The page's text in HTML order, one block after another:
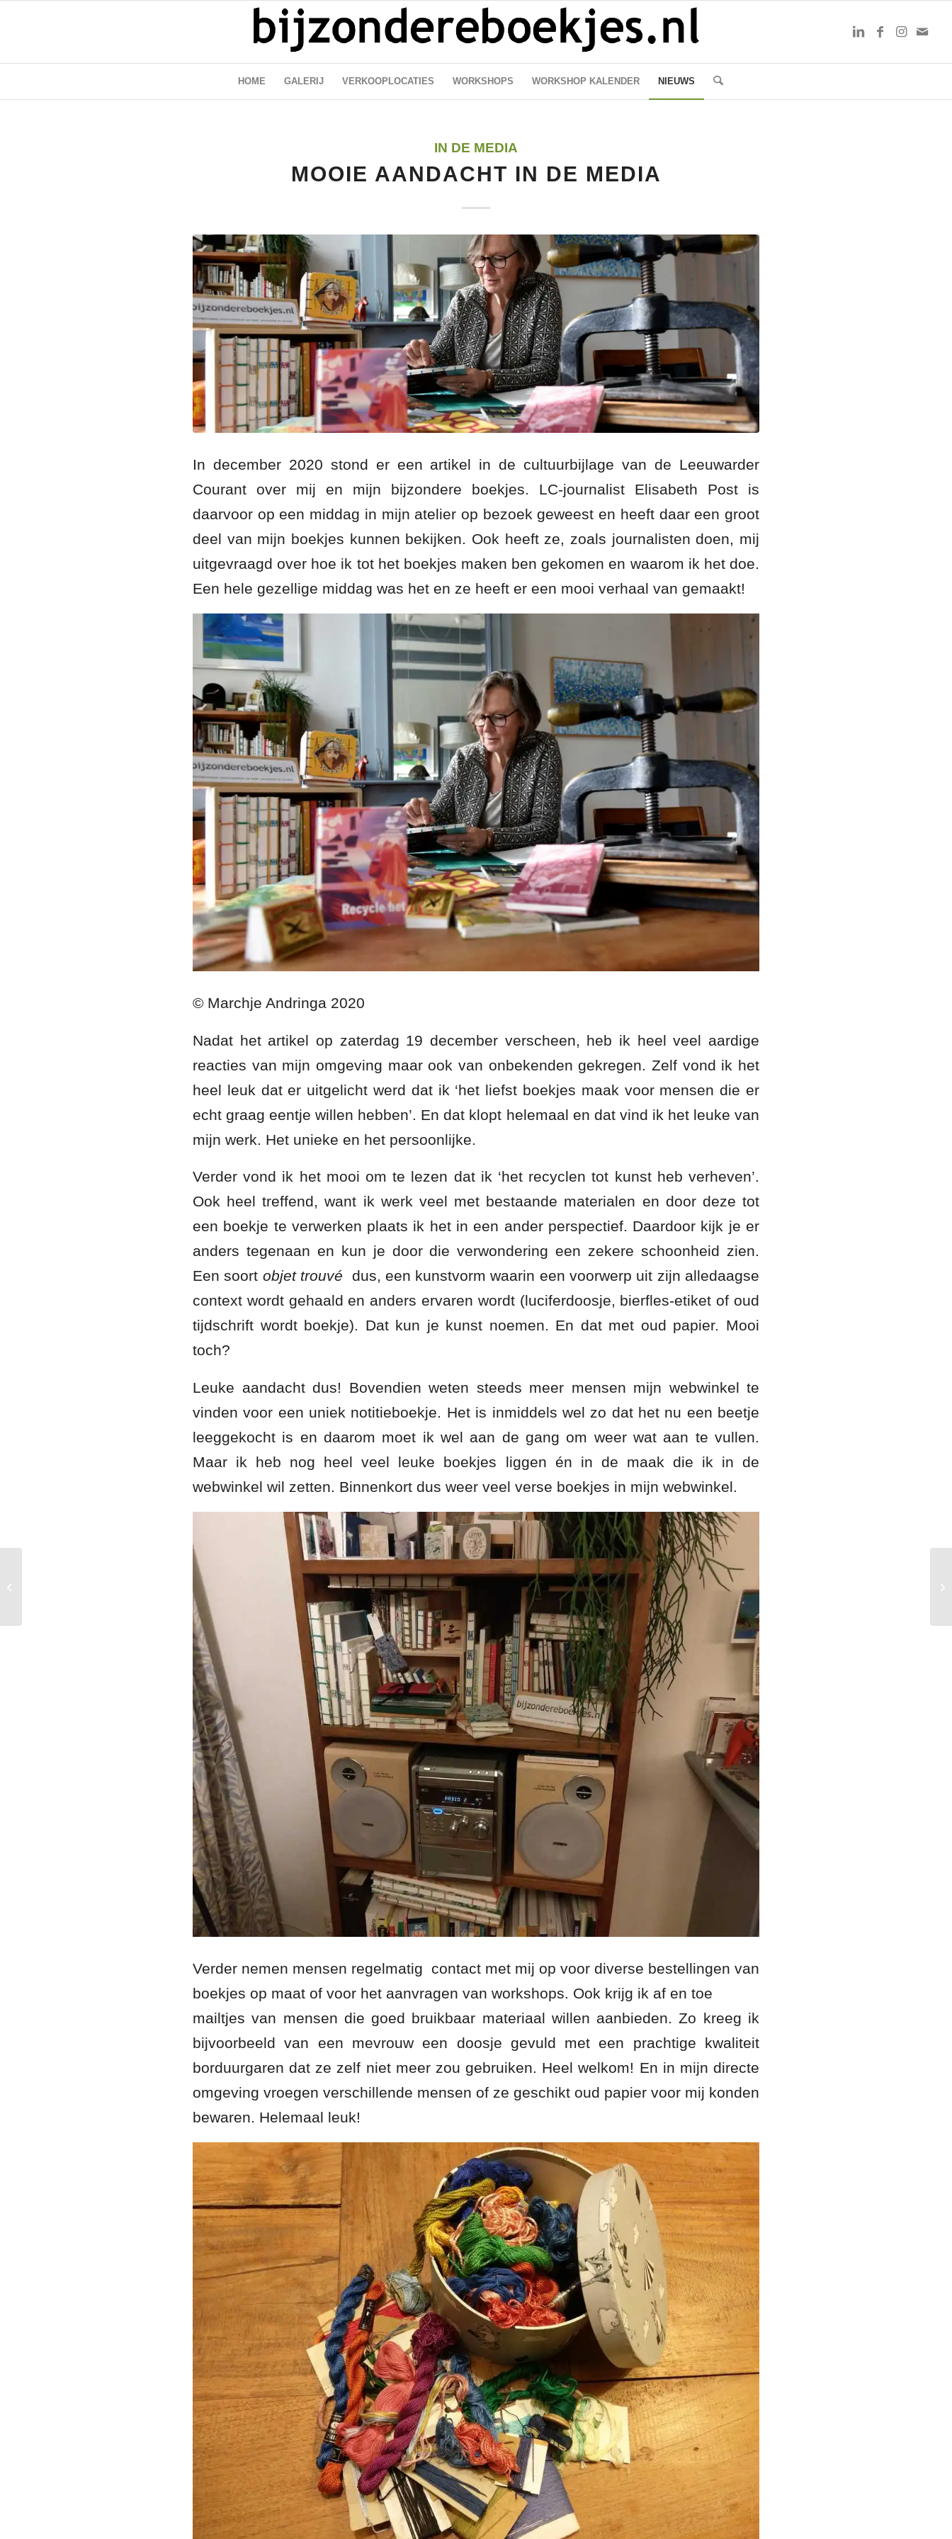
HOME GALERIJ VERKOOPLOCATIES WORKSHOPS WORKSHOP KALENDER NIEUWS
IN DE MEDIA
MOOIE AANDACHT IN DE MEDIA
In december 2020 stond er een artikel in de cultuurbijlage van de Leeuwarder
Courant over mij en mijn bijzondere boekjes. LC-journalist Elisabeth Post is
daarvoor op een middag in mijn atelier op bezoek geweest en heeft daar een groot
deel van mijn boekjes kunnen bekijken. Ook heeft ze, zoals journalisten doen, mij
uitgevraagd over hoe ik tot het boekjes maken ben gekomen en waarom ik het doe.
Een hele gezellige middag was het en ze heeft er een mooi verhaal van gemaakt!
© Marchje Andringa 2020
Nadat het artikel op zaterdag 19 december verscheen, heb ik heel veel aardige
reacties van mijn omgeving maar ook van onbekenden gekregen. Zelf vond ik het
heel leuk dat er uitgelicht werd dat ik ‘het liefst boekjes maak voor mensen die er
echt graag eentje willen hebben’. En dat klopt helemaal en dat vind ik het leuke van
mijn werk. Het unieke en het persoonlijke.
Verder vond ik het mooi om te lezen dat ik ‘het recyclen tot kunst heb verheven’.
Ook heel treffend, want ik werk veel met bestaande materialen en door deze tot
een boekje te verwerken plaats ik het in een ander perspectief. Daardoor kijk je er
anders tegenaan en kun je door die verwondering een zekere schoonheid zien.
Een soort objet trouvé dus, een kunstvorm waarin een voorwerp uit zijn alledaagse
context wordt gehaald en anders ervaren wordt (luciferdoosje, bierfles-etiket of oud
tijdschrift wordt boekje). Dat kun je kunst noemen. En dat met oud papier. Mooi
toch?
Leuke aandacht dus! Bovendien weten steeds meer mensen mijn webwinkel te
vinden voor een uniek notitieboekje. Het is inmiddels wel zo dat het nu een beetje
leeggekocht is en daarom moet ik wel aan de gang om weer wat aan te vullen.
Maar ik heb nog heel veel leuke boekjes liggen én in de maak die ik in de
webwinkel wil zetten. Binnenkort dus weer veel verse boekjes in mijn webwinkel.
Verder nemen mensen regelmatig contact met mij op voor diverse bestellingen van
boekjes op maat of voor het aanvragen van workshops. Ook krijg ik af en toe
mailtjes van mensen die goed bruikbaar materiaal willen aanbieden. Zo kreeg ik
bijvoorbeeld van een mevrouw een doosje gevuld met een prachtige kwaliteit
borduurgaren dat ze zelf niet meer zou gebruiken. Heel welkom! En in mijn directe
omgeving vroegen verschillende mensen of ze geschikt oud papier voor mij konden
bewaren. Helemaal leuk!